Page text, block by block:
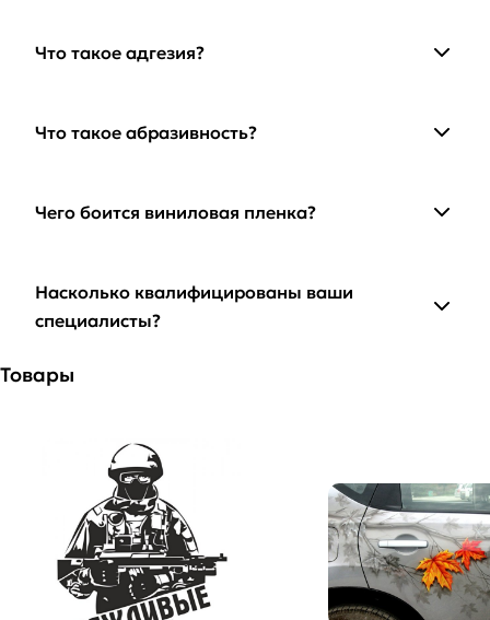
Что такое адгезия?
Что такое абразивность?
Чего боится виниловая пленка?
Насколько квалифицированы ваши
специалисты?
Товары